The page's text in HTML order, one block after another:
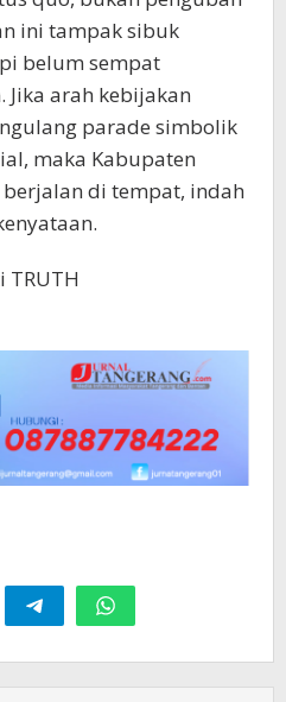
ini tampak sibuk
belum sempat
Jika arah kebijakan
parade simbolik
maka Kabupaten
di tempat, indah
TRUTH